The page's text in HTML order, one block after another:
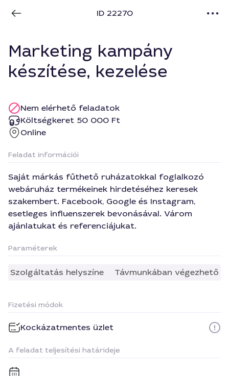
ID 22270
Marketing kampány
készítése, kezelése
Nem elérhető feladatok
Költségkeret 50 000 Ft
Online
Feladat információi
Saját márkás fűthető ruházatokkal foglalkozó
webáruház termékeinek hirdetéséhez keresek
szakembert. Facebook, Google és Instagram,
esetleges influenszerek bevonásával. Várom
ajánlatukat és referenciájukat.
Paraméterek
Szolgáltatás helyszíne Távmunkában végezhető
Fizetési módok
Kockázatmentes üzlet
A feladat teljesítési határideje